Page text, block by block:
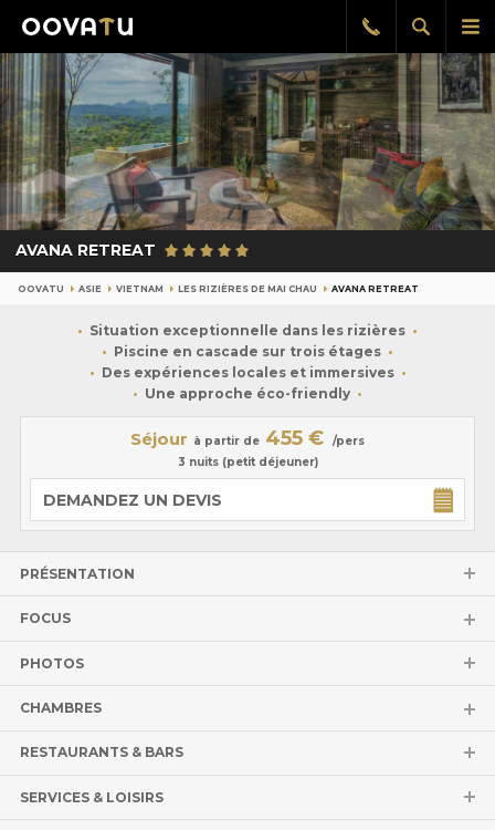
le
Afficher
la
Rappel
gratuit
AVANA RETREAT
OOVATU ASIE VIETNAM LES RIZIÈRES DE MAI CHAU AVANA RETREAT
Situation exceptionnelle dans les rizières
Piscine en cascade sur trois étages
Des expériences locales et immersives
Une approche éco-friendly
Séjour à partir de 455 €
/pers
3 nuits (petit déjeuner)
DEMANDEZ UN DEVIS
PRÉSENTATION
FOCUS
PHOTOS
CHAMBRES
RESTAURANTS & BARS
SERVICES & LOISIRS